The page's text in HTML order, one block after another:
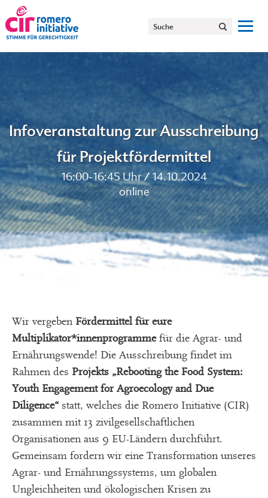
Infoveranstaltung zur Ausschreibung
für Projektfördermittel
16:00-16:45 Uhr / 14.10.2024
online
Wir vergeben Fördermittel für eure
Multiplikator*innenprogrammefür die Agrar- und
Ernährungswende! Die Ausschreibung findet im
Rahmen des Projekts „Rebooting the Food System:
Youth Engagement for Agroecology and Due
Diligence“ statt, welches die Romero Initiative (CIR)
zusammen mit 13 zivilgesellschaftlichen
Organisationen aus 9 EU-Ländern durchführt.
Gemeinsam fordern wir eine Transformation unseres
Agrar- und Ernährungssystems, um globalen
Ungleichheiten und ökologischen Krisen zu